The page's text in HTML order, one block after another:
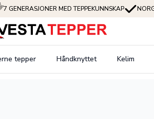
7 GENERASJONER MED TEPPEKUNNSKAP
tepper Håndknyttet Kelim